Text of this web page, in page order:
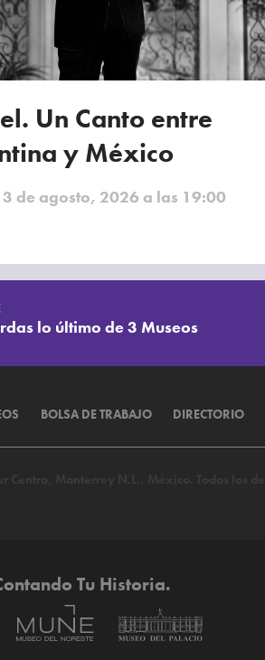
Un Canto entre
y México
de agosto, 2026 a las 19:00
lo último de 3 Museos
BOLSA DE TRABAJO DIRECTORIO
Tu Historia.